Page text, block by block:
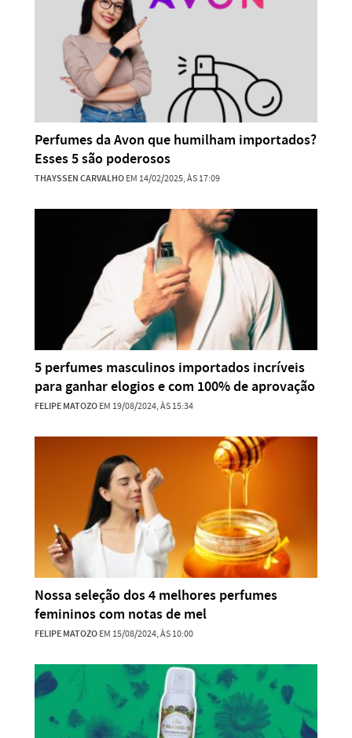
Perfumes da Avon que humilham importados?
Esses 5 são poderosos
THAYSSEN CARVALHOEM 14/02/2025, ÀS 17:09
5 perfumes masculinos importados incríveis
para ganhar elogios e com 100% de aprovação
FELIPE MATOZOEM 19/08/2024, ÀS 15:34
Nossa seleção dos 4 melhores perfumes
femininos com notas de mel
FELIPE MATOZOEM 15/08/2024, ÀS 10:00